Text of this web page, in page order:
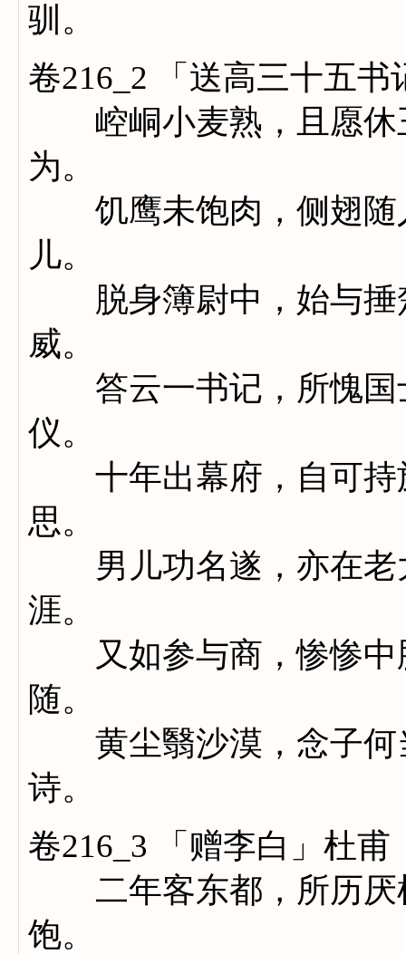
驯。
卷216_2 「送高三十五书
崆峒小麦熟，且愿休
为。
饥鹰未饱肉，侧翅随
儿。
脱身簿尉中，始与捶
威。
答云一书记，所愧国
仪。
十年出幕府，自可持
思。
男儿功名遂，亦在老
涯。
又如参与商，惨惨中
随。
黄尘翳沙漠，念子何
诗。
卷216_3 「赠李白」杜甫
二年客东都，所历厌
饱。